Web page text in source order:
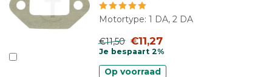
Motortype: 1 DA, 2 DA
€11,50 €11,27
Je bespaart 2%
Op voorraad